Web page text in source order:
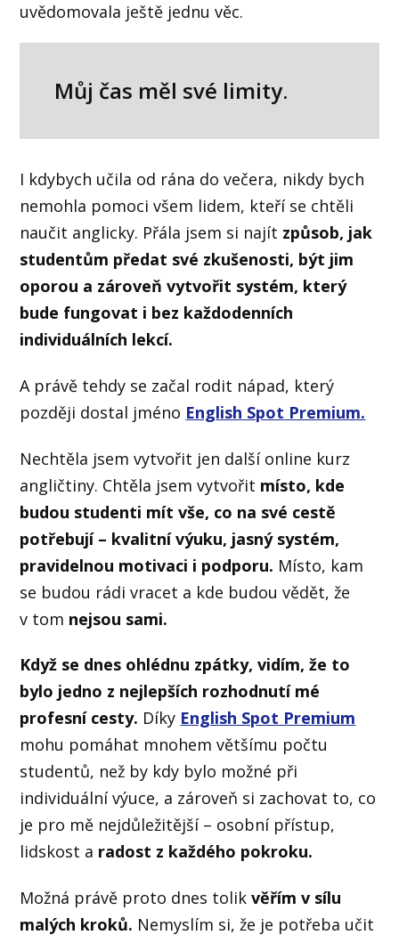
uvědomovala ještě jednu věc.
Můj čas měl své limity.
I kdybych učila od rána do večera, nikdy bych
nemohla pomoci všem lidem, kteří se chtěli
naučit anglicky. Přála jsem si najít způsob, jak
studentům předat své zkušenosti, být jim
oporou a zároveň vytvořit systém, který
bude fungovat i bez každodenních
individuálních lekcí.
A právě tehdy se začal rodit nápad, který
později dostal jméno English Spot Premium.
Nechtěla jsem vytvořit jen další online kurz
angličtiny. Chtěla jsem vytvořit místo, kde
budou studenti mít vše, co na své cestě
potřebují – kvalitní výuku, jasný systém,
pravidelnou motivaci i podporu. Místo, kam
se budou rádi vracet a kde budou vědět, že
v tom nejsou sami.
Když se dnes ohlédnu zpátky, vidím, že to
bylo jedno z nejlepších rozhodnutí mé
profesní cesty. Díky English Spot Premium
mohu pomáhat mnohem většímu počtu
studentů, než by kdy bylo možné při
individuální výuce, a zároveň si zachovat to, co
je pro mě nejdůležitější – osobní přístup,
lidskost a radost z každého pokroku.
Možná právě proto dnes tolikvěřím v sílu
malých kroků. Nemyslím si, že je potřeba učit